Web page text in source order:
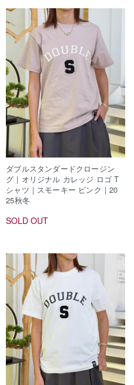
ダブルスタンダードクロージン
グ｜オリジナル カレッジ ロゴ T
シャツ｜スモーキー ピンク｜20
25秋冬
SOLD OUT